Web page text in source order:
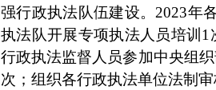
强行政执法队伍建设。 2023年
执法队开展专项执法人员培训 1
行政执法监督人员参加中央组
次；组织各行政执法单位法制